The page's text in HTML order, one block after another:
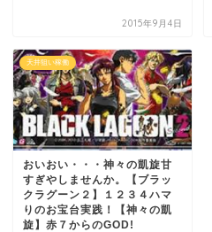
2015年9月4日
天井狙い稼働
おいおい・・・神々の凱旋甘
すぎやしませんか。【ブラッ
クラグーン２】１２３４ハマ
りのお宝台実践！【神々の凱
旋】赤７からのGOD!